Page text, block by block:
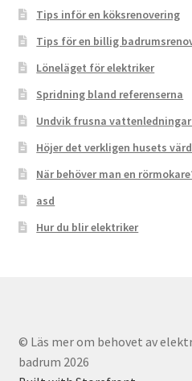
Tips inför en köksrenovering
Tips för en billig
Löneläget för elektriker
Spridning bland referenserna
Undvik frusna
Höjer det verkligen husets
När behöver man en
asd
Hur du blir elektriker
© Läs mer om behovet av
badrum 2026